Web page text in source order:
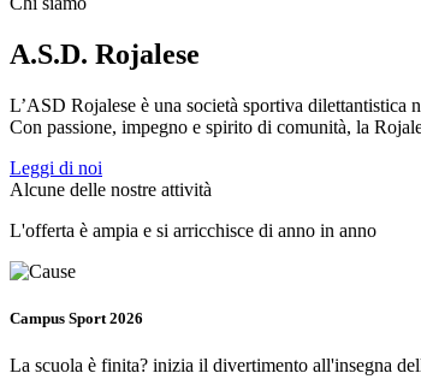
A.S.D. Rojalese
L’ASD Rojalese è una società sportiva dilettantistica
Con passione, impegno e spirito di comunità, la
Leggi di noi
Alcune delle nostre attività
L'offerta è ampia e si arricchisce di anno in anno
Campus Sport 2026
La scuola è finita? inizia il divertimento all'insegna